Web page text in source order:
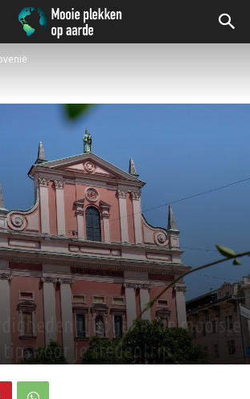
Ljubljana, de mooiste
voor je stedentrip